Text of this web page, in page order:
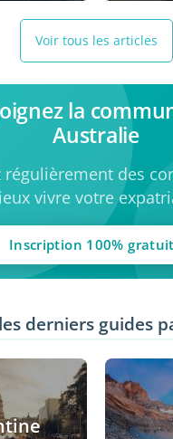
Voir tous les articles
la
Australie
régulièrement des
vivre votre
Inscription 100%
derniers guides